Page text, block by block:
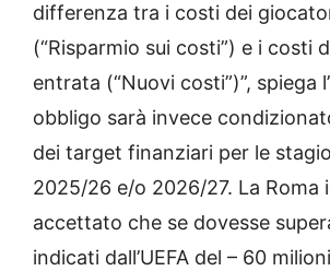
differenza tra i costi dei
(“Risparmio sui costi”) e i costi
entrata (“Nuovi costi”)”, spiega
obbligo sarà invece
dei target finanziari per le
2025/26 e/o 2026/27. La Roma
accettato che se dovesse
indicati dall’UEFA del – 60